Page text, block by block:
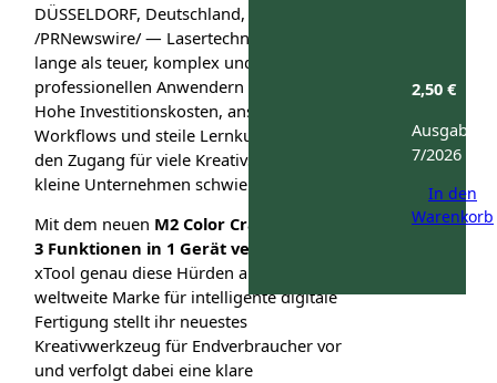
DÜSSELDORF, Deutschland, 1. Juni 2026
/PRNewswire/ — Lasertechnologie galt
lange als teuer, komplex und
professionellen Anwendern vorbehalten.
Hohe Investitionskosten, anspruchsvolle
Workflows und steile Lernkurven machten
den Zugang für viele Kreativschaffende und
kleine Unternehmen schwierig.
Mit dem neuen M2 Color Craft Laser, der
3 Funktionen in 1 Gerät vereint,
xTool genau diese Hürden abbauen. Die
weltweite Marke für intelligente digitale
Fertigung stellt ihr neuestes
Kreativwerkzeug für Endverbraucher vor
und verfolgt dabei eine klare
2,50 €
Ausgabe:
7/2026
In den
Warenkorb